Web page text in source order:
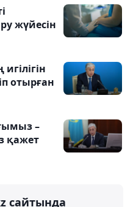
жүйесін
отырған
–
қажет
сайтында